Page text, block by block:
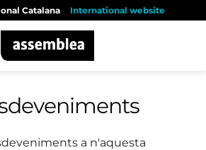
Catalana International website
a n'aquesta